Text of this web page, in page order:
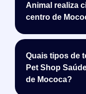
Animal realiza
centro de
Quais tipos de
Pet Shop
de Mococa?